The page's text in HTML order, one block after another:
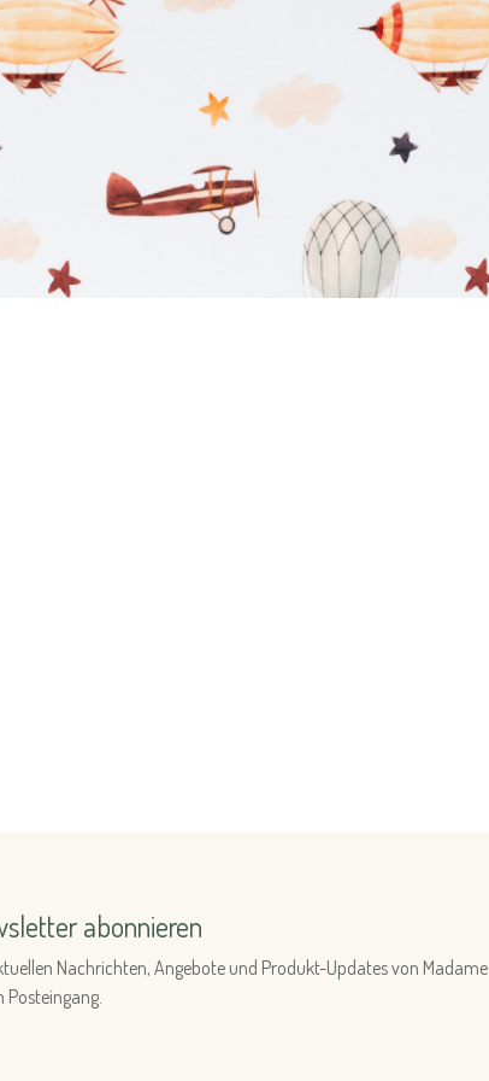
abonnieren
Nachrichten, Angebote und Produkt-Updates von Madame
Posteingang.